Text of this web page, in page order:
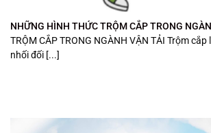
NHỮNG HÌNH THỨC TRỘM CẮP TRONG
TRỘM CẮP TRONG NGÀNH VẬN TẢI Trộm
nhối đối [...]